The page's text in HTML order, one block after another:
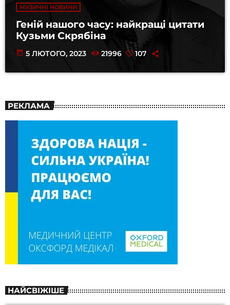
МУЗИЧНІ НОВИНИ
Геній нашого часу: найкращі цитати
Кузьми Скрябіна
today 5 ЛЮТОГО, 2023 21996 107
РЕКЛАМА
НАЙСВІЖІШЕ